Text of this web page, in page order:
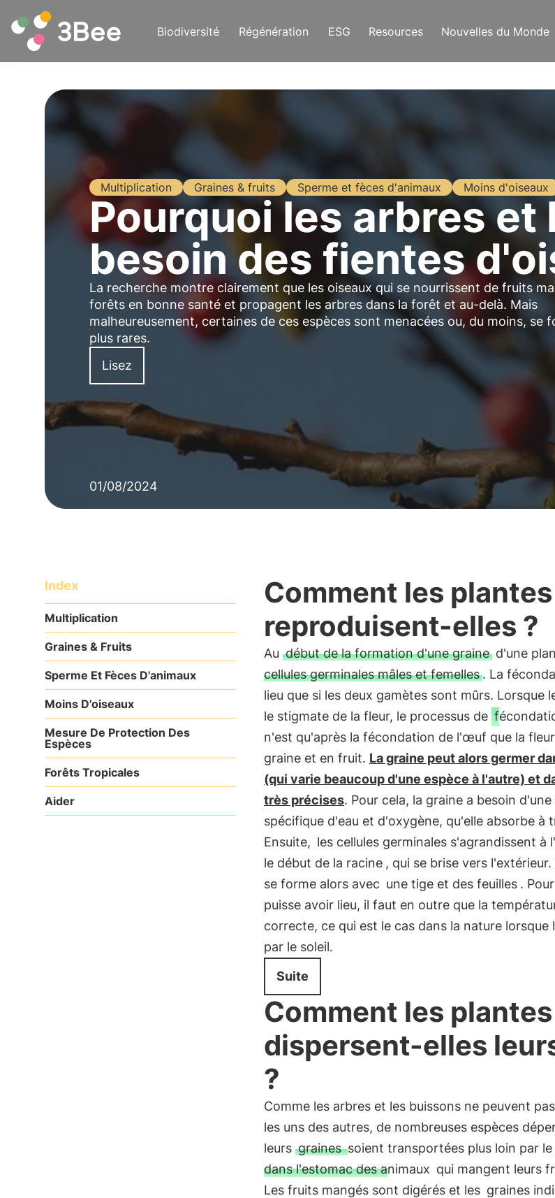
Biodiversité Régénération ESG Resources Nouvelles du Monde
Multiplication Graines & fruits Sperme et fèces d'animaux Moins d'oiseaux
Pourquoi les arbres et
besoin des fientes
La recherche montre clairement que les oiseaux qui se nourrissent de fruits
forêts en bonne santé et propagent les arbres dans la forêt et au-delà. Mais
malheureusement, certaines de ces espèces sont menacées ou, du moins, se
plus rares.
Lisez
01/08/2024
Index
Multiplication
Graines & Fruits
Sperme Et Fèces D'animaux
Moins D'oiseaux
Mesure De Protection Des
Espèces
Forêts Tropicales
Aider
Comment les
reproduisent-elles ?
Au début de la formation d'une grained'une
cellules germinales mâles et femelles. La
lieu que si les deux gamètes sont mûrs. Lorsque
le stigmate de la fleur, le processus de
n'est qu'après la fécondation de l'œuf que la
graine et en fruit. La graine peut alors germer
(qui varie beaucoup d'une espèce à l'autre) et
très précises. Pour cela, la graine a besoin
spécifique d'eau et d'oxygène, qu'elle absorbe à
Ensuite, les cellules germinales s'agrandissent
le début de la racine , qui se brise vers
se forme alors avec une tige et des feuilles .
puisse avoir lieu, il faut en outre que la
correcte, ce qui est le cas dans la nature lorsque
par le soleil.
Suite
Comment les plantes
dispersent-elles
?
Comme les arbres et les buissons ne peuvent
les uns des autres, de nombreuses espèces
leurs grainessoient transportées plus loin par le
dans l'estomac des animaux qui mangent leurs
Les fruits mangés sont digérés et les graines